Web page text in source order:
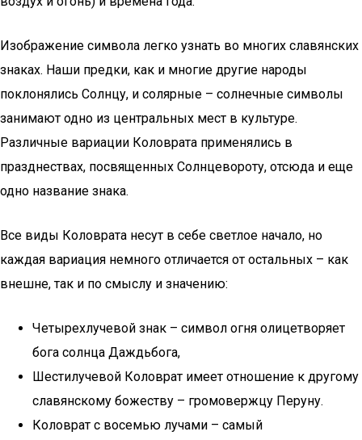
Изображение символа легко узнать во многих славянских
знаках. Наши предки, как и многие другие народы
поклонялись Солнцу, и солярные – солнечные символы
занимают одно из центральных мест в культуре.
Различные вариации Коловрата применялись в
празднествах, посвященных Солнцевороту, отсюда и еще
одно название знака.
Все виды Коловрата несут в себе светлое начало, но
каждая вариация немного отличается от остальных – как
внешне, так и по смыслу и значению:
Четырехлучевой знак – символ огня олицетворяет
бога солнца Даждьбога,
Шестилучевой Коловрат имеет отношение к другому
славянскому божеству – громовержцу Перуну.
Коловрат с восемью лучами – самый